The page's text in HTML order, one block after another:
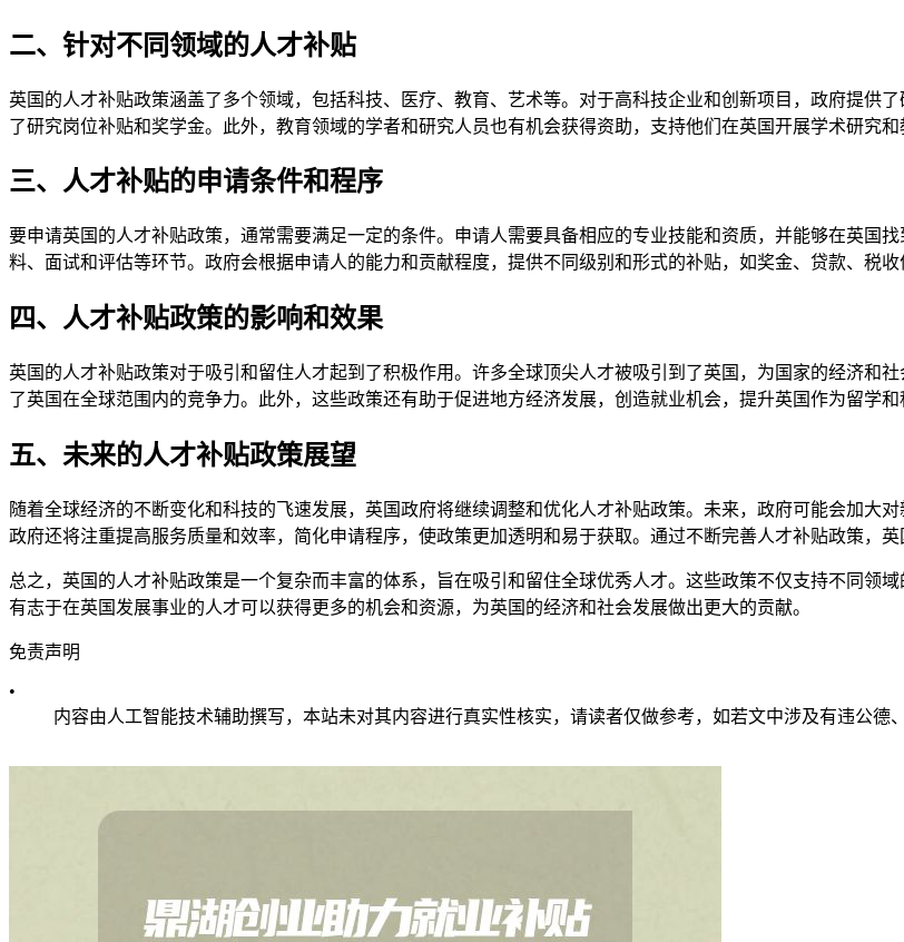
二、针对不同领域的人才补贴
英国的人才补贴政策涵盖了多个领域，包括科技、医疗、教育、艺术等。对于高科技企业和创新项目，政府提供
了研究岗位补贴和奖学金。此外，教育领域的学者和研究人员也有机会获得资助，支持他们在英国开展学术研究和
三、人才补贴的申请条件和程序
要申请英国的人才补贴政策，通常需要满足一定的条件。申请人需要具备相应的专业技能和资质，并能够在英国
料、面试和评估等环节。政府会根据申请人的能力和贡献程度，提供不同级别和形式的补贴，如奖金、贷款、税收
四、人才补贴政策的影响和效果
英国的人才补贴政策对于吸引和留住人才起到了积极作用。许多全球顶尖人才被吸引到了英国，为国家的经济和
了英国在全球范围内的竞争力。此外，这些政策还有助于促进地方经济发展，创造就业机会，提升英国作为留学和
五、未来的人才补贴政策展望
随着全球经济的不断变化和科技的飞速发展，英国政府将继续调整和优化人才补贴政策。未来，政府可能会加大
政府还将注重提高服务质量和效率，简化申请程序，使政策更加透明和易于获取。通过不断完善人才补贴政策，英
总之，英国的人才补贴政策是一个复杂而丰富的体系，旨在吸引和留住全球优秀人才。这些政策不仅支持不同领
有志于在英国发展事业的人才可以获得更多的机会和资源，为英国的经济和社会发展做出更大的贡献。
免责声明
•
内容由人工智能技术辅助撰写，本站未对其内容进行真实性核实，请读者仅做参考，如若文中涉及有违公